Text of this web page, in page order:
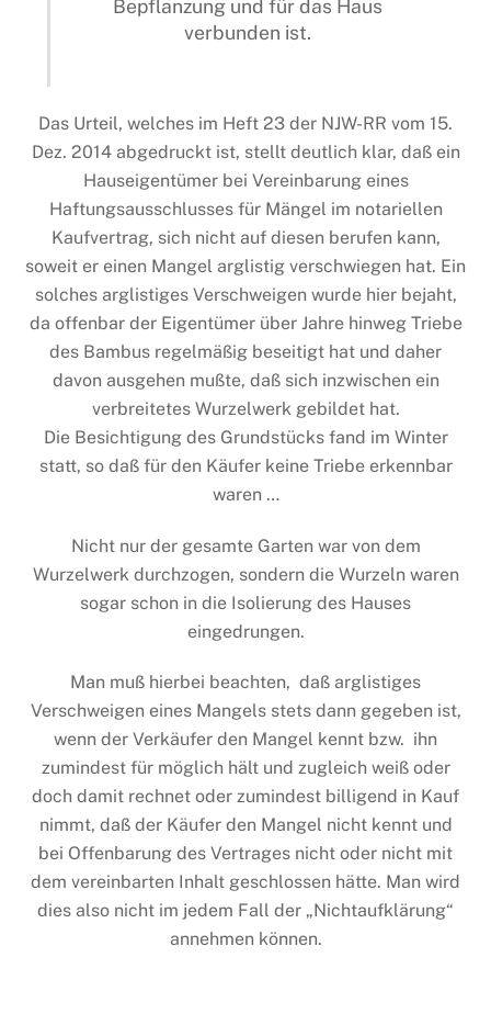
Bepflanzung und für das Haus
verbunden ist.
Das Urteil, welches im Heft 23 der NJW-RR vom 15.
Dez. 2014 abgedruckt ist, stellt deutlich klar, daß ein
Hauseigentümer bei Vereinbarung eines
Haftungsausschlusses für Mängel im notariellen
Kaufvertrag, sich nicht auf diesen berufen kann,
soweit er einen Mangel arglistig verschwiegen hat. Ein
solches arglistiges Verschweigen wurde hier bejaht,
da offenbar der Eigentümer über Jahre hinweg Triebe
des Bambus regelmäßig beseitigt hat und daher
davon ausgehen mußte, daß sich inzwischen ein
verbreitetes Wurzelwerk gebildet hat.
Die Besichtigung des Grundstücks fand im Winter
statt, so daß für den Käufer keine Triebe erkennbar
waren …
Nicht nur der gesamte Garten war von dem
Wurzelwerk durchzogen, sondern die Wurzeln waren
sogar schon in die Isolierung des Hauses
eingedrungen.
Man muß hierbei beachten, daß arglistiges
Verschweigen eines Mangels stets dann gegeben ist,
wenn der Verkäufer den Mangel kennt bzw. ihn
zumindest für möglich hält und zugleich weiß oder
doch damit rechnet oder zumindest billigend in Kauf
nimmt, daß der Käufer den Mangel nicht kennt und
bei Offenbarung des Vertrages nicht oder nicht mit
dem vereinbarten Inhalt geschlossen hätte. Man wird
dies also nicht im jedem Fall der „Nichtaufklärung“
annehmen können.